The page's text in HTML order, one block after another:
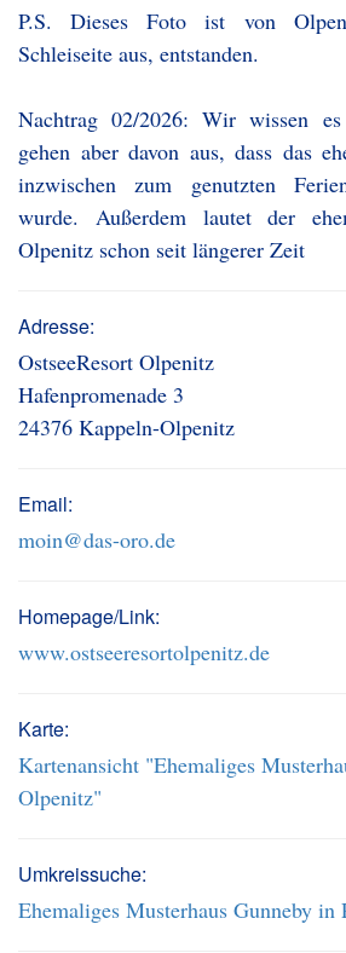
P.S. Dieses Foto ist von
Schleiseite aus, entstanden.
Nachtrag 02/2026: Wir wissen
gehen aber davon aus, dass das
inzwischen zum genutzten
wurde. Außerdem lautet der
Olpenitz schon seit längerer Zeit
Adresse:
OstseeResort Olpenitz
Hafenpromenade 3
24376 Kappeln-Olpenitz
Email:
moin@das-oro.de
Homepage/Link:
www.ostseeresortolpenitz.de
Karte:
Kartenansicht "Ehemaliges
Olpenitz"
Umkreissuche:
Ehemaliges Musterhaus Gunneby in